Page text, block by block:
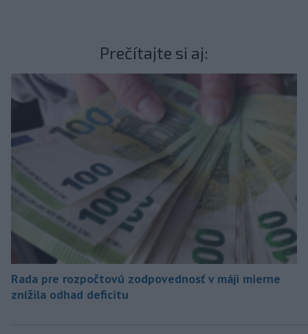
Prečítajte si aj:
Rada pre rozpočtovú zodpovednosť v máji mierne
znížila odhad deficitu